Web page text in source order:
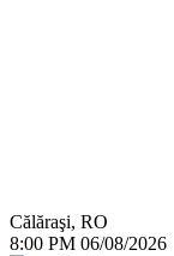
Călăraşi, RO
8:00 PM 06/08/2026